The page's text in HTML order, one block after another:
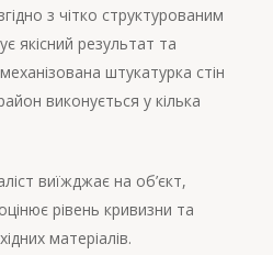
з чітко структурованим
якісний результат та
штукатурка стін
виконується у кілька
виїжджає на об’єкт,
рівень кривизни та
матеріалів.